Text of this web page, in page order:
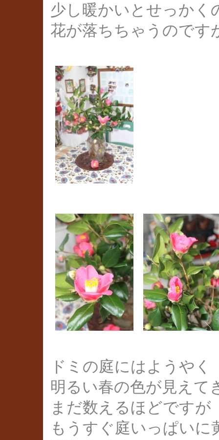
少し暖かいとせっかく
花が落ちちゃうのです
ドミの庭にはようやく
明るい春の色が見えて
まだ数えるほどですが
もうすぐ庭いっぱいに